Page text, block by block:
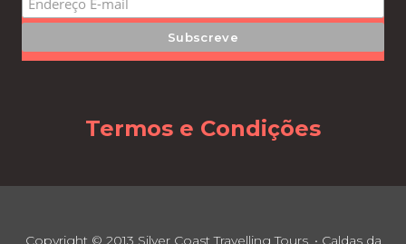
Termos e Condições